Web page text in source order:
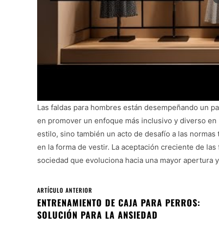
Las faldas para hombres están desempeñando un
en promover un enfoque más inclusivo y diverso
estilo, sino también un acto de desafío a las
en la forma de vestir. La aceptación creciente de
sociedad que evoluciona hacia una mayor
ARTÍCULO ANTERIOR
ENTRENAMIENTO DE CAJA PARA PERROS:
SOLUCIÓN PARA LA ANSIEDAD